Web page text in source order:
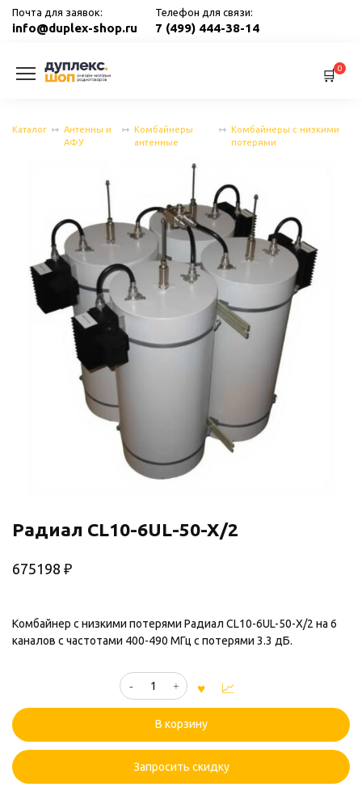
Перейти
Почта для заявок:
info@duplex-shop.ru
Телефон для связи:
7 (499) 444-38-14
0
Каталог
Антенны и
АФУ
Комбайнеры
антенные
Комбайнеры с низкими
потерями
Радиал CL10-6UL-50-X/2
675198 ₽
Комбайнер с низкими потерями Радиал CL10-6UL-50-X/2 на 6
каналов с частотами 400-490 МГц с потерями 3.3 дБ.
Количество
товара
6UL-
50-
X/2
В корзину
Запросить скидку